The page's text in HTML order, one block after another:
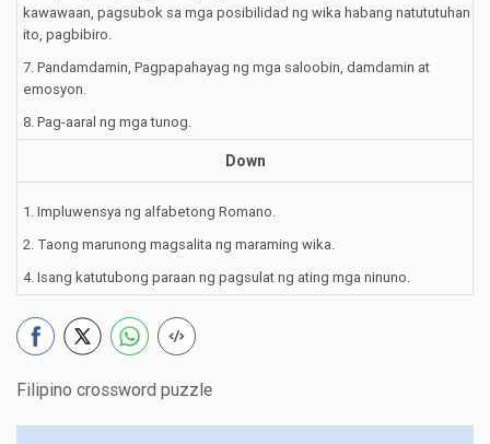
kawawaan, pagsubok sa mga posibilidad ng wika habang natututuhan
ito, pagbibiro.
7. Pandamdamin, Pagpapahayag ng mga saloobin, damdamin at
emosyon.
8. Pag-aaral ng mga tunog.
Down
1. Impluwensya ng alfabetong Romano.
2. Taong marunong magsalita ng maraming wika.
4. Isang katutubong paraan ng pagsulat ng ating mga ninuno.
Filipino crossword puzzle